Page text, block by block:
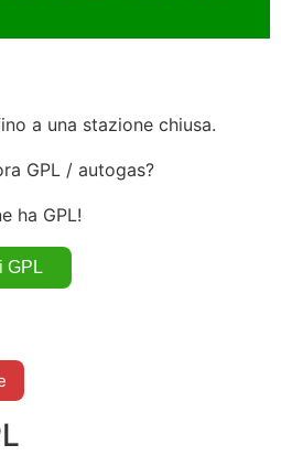
a una stazione chiusa.
GPL / autogas?
ha GPL!